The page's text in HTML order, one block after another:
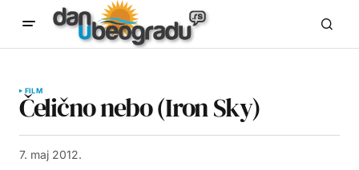
FILM
Čelično nebo (Iron Sky)
7. maj 2012.